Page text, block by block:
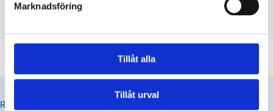
Marknadsföring
Tillåt alla
Tillåt urval
inom FN-systemet?
RELATERADE TIPS